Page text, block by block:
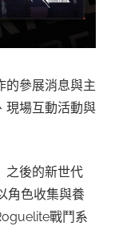
的參展消息與主
現場互動活動與
之後的新世代
角色收集與養
戰鬥系